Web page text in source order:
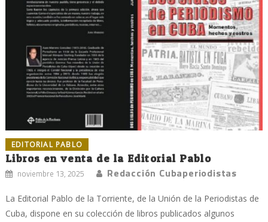
EDITORIAL PABLO
Libros en venta de la Editorial Pablo
noviembre 13, 2025 Redacción Cubaperiodistas
La Editorial Pablo de la Torriente, de la Unión de la Periodistas de
Cuba, dispone en su colección de libros publicados algunos